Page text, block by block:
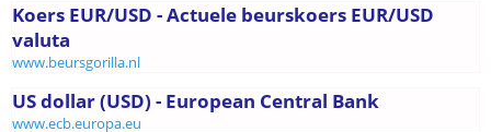
Koers EUR/USD - Actuele beurskoers EUR/USD
valuta
www.beursgorilla.nl
US dollar (USD) - European Central Bank
www.ecb.europa.eu